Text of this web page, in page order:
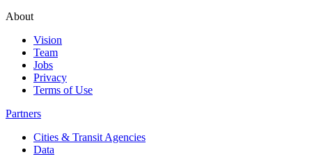
About
Vision
Team
Jobs
Privacy
Terms of Use
Partners
Cities & Transit Agencies
Data